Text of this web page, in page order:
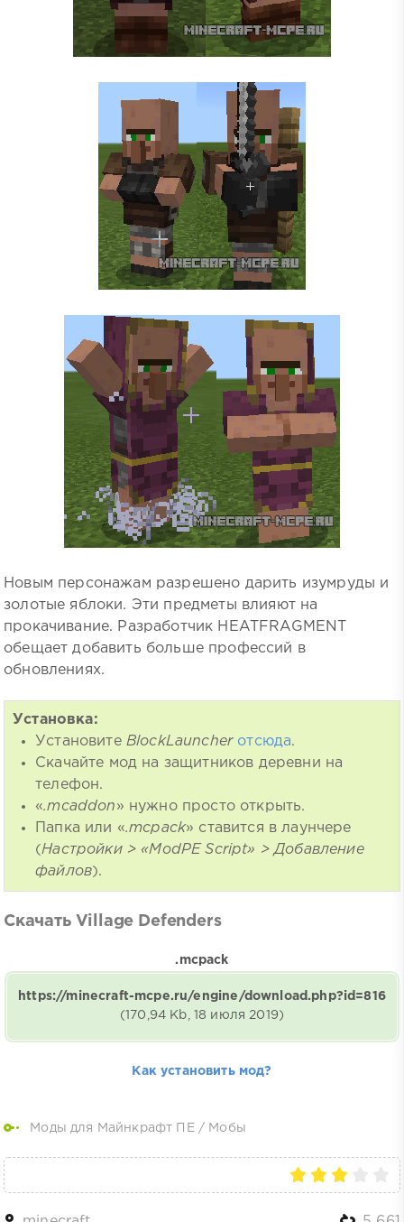
Новым персонажам разрешено дарить изумруды и
золотые яблоки. Эти предметы влияют на
прокачивание. Разработчик HEATFRAGMENT
обещает добавить больше профессий в
обновлениях.
Установка:
Установите BlockLauncher отсюда.
Скачайте мод на защитников деревни на
телефон.
«.mcaddon » нужно просто открыть.
Папка или «.mcpack» ставится в лаунчере
(Настройки > «ModPE Script» > Добавление
файлов).
Скачать Village Defenders
.mcpack
https://minecraft-mcpe.ru/engine/download.php?id=816
(170,94 Kb, 18 июля 2019)
Как установить мод?
Моды для Майнкрафт ПЕ / Мобы